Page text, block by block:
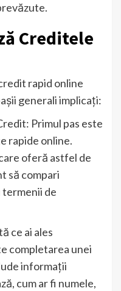
Creditele
rapid online
generali implicați:
Primul pas este
rapide online.
oferă astfel de
să compari
de
ce ai ales
completarea unei
informații
cum ar fi numele,